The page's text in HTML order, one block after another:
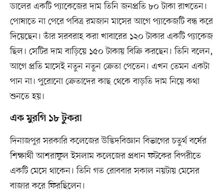
ডালের একটি প্যাকেজের দাম তিনি জনপ্রতি ৮০ টাকা রাখতেন।
পোষাতে না পেরে পবিত্র রমজান মাসের আগে প্যাকেজটি বন্ধ করে
দিয়েছেন। তাঁর সরবরাহ করা খাবারের ১২০ টাকার একটি প্যাকেজ
ছিল। সেটির দাম বাড়িয়ে ১৫০ টাকায় বিক্রি করছেন। তিনি বলেন,
আগে প্রতি মাসেই নতুন নতুন ক্রেতা পেতেন। এখন তেমন একটা
পান না। পুরোনো ক্রেতাদের কাছ থেকে বাড়তি দাম নিয়ে কথা
শুনতে হয়।
এক মুরগি ১৮ টুকরা
দিনাজপুর সরকারি কলেজের উদ্ভিদবিজ্ঞান বিভাগের চতুর্থ বর্ষের
শিক্ষার্থী আশরাফুল ইসলাম কলেজের প্রধান ফটকের বিপরীতে
একটি মেসে থাকেন। তিনি গত রোববার সকাল নয়টায় মেসের
বাজার করে ফিরছিলেন।